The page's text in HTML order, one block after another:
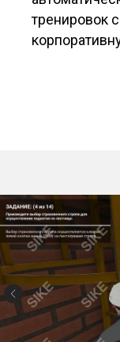
тренировок